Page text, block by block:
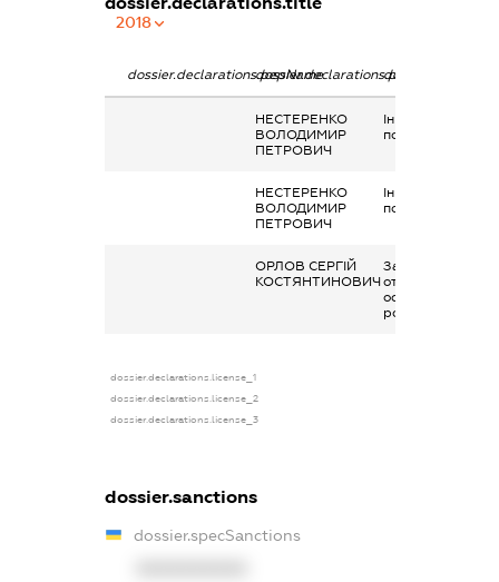
2018
dossier.declarations.pepNamedossier.declarations.personName
НЕСТЕРЕНКО
ВОЛОДИМИР
ПЕТРОВИЧ
Інше, Допомога
поховання
НЕСТЕРЕНКО
ВОЛОДИМИР
ПЕТРОВИЧ
Інше, Допомога
поховання
ОРЛОВ СЕРГІЙ
КОСТЯНТИНОВИЧ
Заробітна плата
отримана за
основним місцем
роботи
dossier.declarations.license_1
dossier.declarations.license_2
dossier.declarations.license_3
dossier.sanctions
dossier.specSanctions